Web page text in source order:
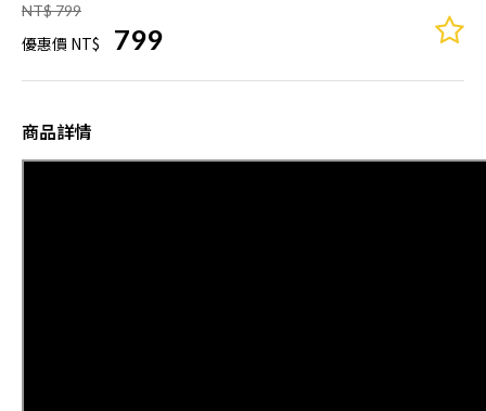
NT$ 799
優惠價 NT$ 799
商品詳情